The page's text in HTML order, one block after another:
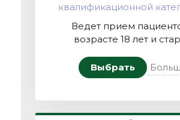
квалификационной
Ведет прием
возрасте 18 лет и
Выбрать